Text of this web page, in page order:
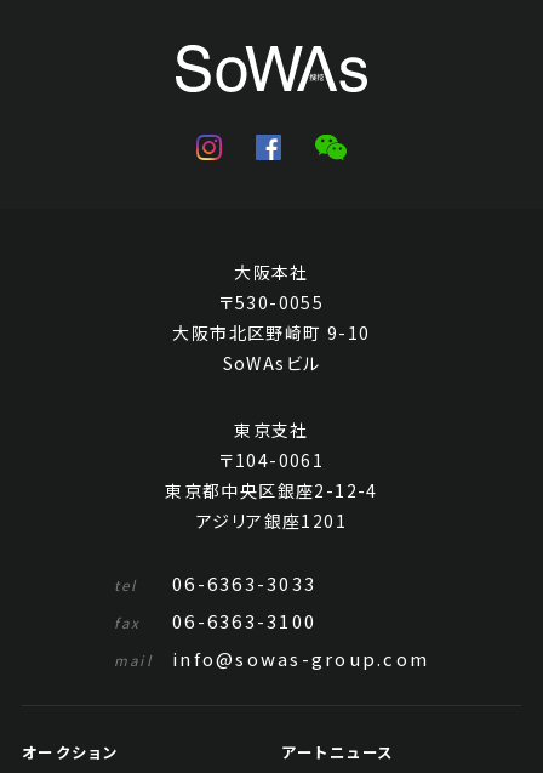
大阪本社
〒530-0055
大阪市北区野崎町 9-10
SoWAsビル
東京支社
〒104-0061
東京都中央区銀座2-12-4
アジリア銀座1201
tel 06-6363-3033
fax 06-6363-3100
mail info@sowas-group.com
オークション アートニュース